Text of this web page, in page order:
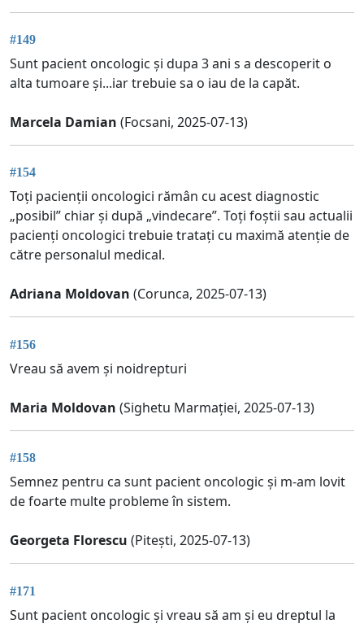
#149
Sunt pacient oncologic și dupa 3 ani s a descoperit o
alta tumoare și...iar trebuie sa o iau de la capăt.
Marcela Damian (Focsani, 2025-07-13)
#154
Toți pacienții oncologici rămân cu acest diagnostic
„posibil” chiar și după „vindecare”. Toți foștii sau actualii
pacienți oncologici trebuie tratați cu maximă atenție de
către personalul medical.
Adriana Moldovan (Corunca, 2025-07-13)
#156
Vreau să avem și noidrepturi
Maria Moldovan (Sighetu Marmației, 2025-07-13)
#158
Semnez pentru ca sunt pacient oncologic și m-am lovit
de foarte multe probleme în sistem.
Georgeta Florescu (Pitești, 2025-07-13)
#171
Sunt pacient oncologic și vreau să am și eu dreptul la